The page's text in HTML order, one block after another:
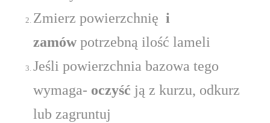
Zmierz powierzchnię i
zamów potrzebną ilość lameli
Jeśli powierzchnia bazowa tego
wymaga- oczyść ją z kurzu, odkurz
lub zagruntuj